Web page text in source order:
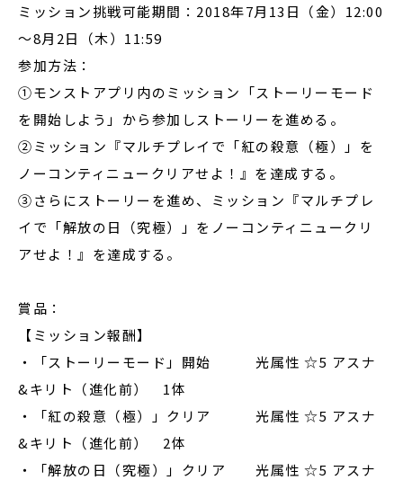
ミッション挑戦可能期間：2018年7月13日（金）12:00
～8月2日（木）11:59
参加方法：
①モンストアプリ内のミッション「ストーリーモード
を開始しよう」から参加しストーリーを進める。
②ミッション『マルチプレイで「紅の殺意（極）」を
ノーコンティニュークリアせよ！』を達成する。
③さらにストーリーを進め、ミッション『マルチプレ
イで「解放の日（究極）」をノーコンティニュークリ
アせよ！』を達成する。
賞品：
【ミッション報酬】
・「ストーリーモード」開始 光属性 ☆5 アスナ
&キリト（進化前） 1体
・「紅の殺意（極）」クリア 光属性 ☆5 アスナ
&キリト（進化前） 2体
・「解放の日（究極）」クリア 光属性 ☆5 アスナ